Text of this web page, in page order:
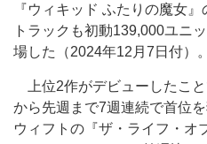
『ウィキッド ふたりの魔女
トラックも初動139,000ユニ
場した（2024年12月7日付）。
上位2作がデビューしたこと
から先週まで7週連続で首位
ウィフトの『ザ・ライフ・オ